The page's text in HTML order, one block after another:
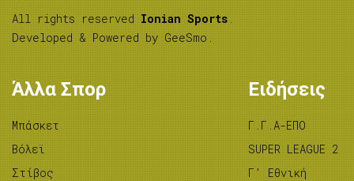
All rights reserved Ionian Sports
Developed & Powered by GeeSmo
Άλλα Σπορ
Μπάσκετ
Βόλεϊ
Στίβος
Ειδήσεις
Γ.Γ.Α-ΕΠΟ
SUPER LEAGUE 2
Γ’ Εθνική